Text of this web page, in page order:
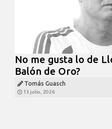
No me gusta lo de
Balón de Oro?
Tomás Guasch
13 julio, 2026